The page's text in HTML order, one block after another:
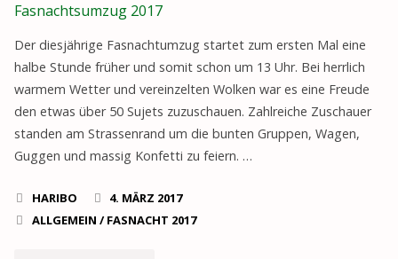
Fasnachtsumzug 2017
Der diesjährige Fasnachtumzug startet zum ersten Mal eine
halbe Stunde früher und somit schon um 13 Uhr. Bei herrlich
warmem Wetter und vereinzelten Wolken war es eine Freude
den etwas über 50 Sujets zuzuschauen. Zahlreiche Zuschauer
standen am Strassenrand um die bunten Gruppen, Wagen,
Guggen und massig Konfetti zu feiern. …
HARIBO
4. MÄRZ 2017
ALLGEMEIN /FASNACHT 2017